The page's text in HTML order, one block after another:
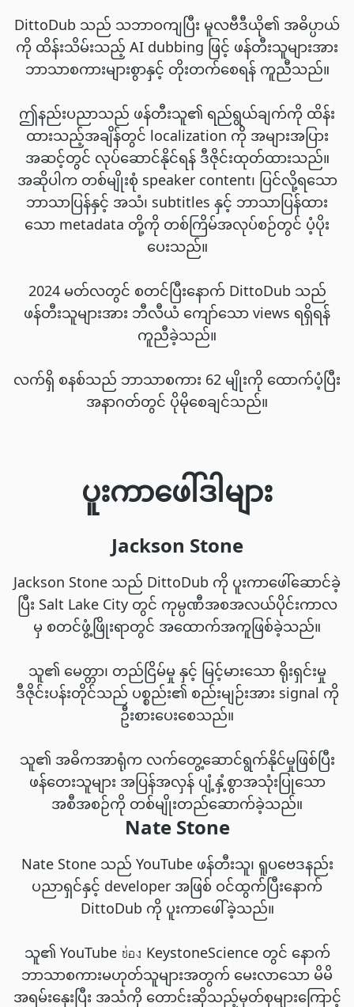
DittoDub သည် သဘာဝကျပြီး မူလဗီဒီယို၏ အဓိပ္ပာယ်
ကို ထိန်းသိမ်းသည့် AI dubbing ဖြင့် ဖန်တီးသူများအား
ဘာသာစကားများစွာနှင့် တိုးတက်စေရန် ကူညီသည်။
ဤနည်းပညာသည် ဖန်တီးသူ၏ ရည်ရွယ်ချက်ကို ထိန်း
ထားသည့်အချိန်တွင် localization ကို အများအပြား
အဆင့်တွင် လုပ်ဆောင်နိုင်ရန် ဒီဇိုင်းထုတ်ထားသည်။
အဆိုပါက တစ်မျိုးစုံ speaker content၊ ပြင်လို့ရသော
ဘာသာပြန်နှင့် အသံ၊ subtitles နှင့် ဘာသာပြန်ထား
သော metadata တို့ကို တစ်ကြိမ်အလုပ်စဉ်တွင် ပံ့ပိုး
ပေးသည်။
2024 မတ်လတွင် စတင်ပြီးနောက် DittoDub သည်
ဖန်တီးသူများအား ဘီလီယံ ကျော်သော views ရရှိရန်
ကူညီခဲ့သည်။
လက်ရှိ စနစ်သည် ဘာသာစကား 62 မျိုးကို ထောက်ပံ့ပြီး
အနာဂတ်တွင် ပိုမိုစေချင်သည်။
ပူးကာဖေါ်ဒါများ
Jackson Stone
Jackson Stone သည် DittoDub ကို ပူးကာဖေါ်ဆောင်ခဲ့
ပြီး Salt Lake City တွင် ကုမ္ပဏီအစအလယ်ပိုင်းကာလ
မှ စတင်ဖွံ့ဖြိုးရာတွင် အထောက်အကူဖြစ်ခဲ့သည်။
သူ၏ မေတ္တာ၊ တည်ငြိမ်မှု နှင့် မြင့်မားသော ရိုးရှင်းမှု
ဒီဇိုင်းပန်းတိုင်သည် ပစ္စည်း၏ စည်းမျဉ်းအား signal ကို
ဦးစားပေးစေသည်။
သူ၏ အဓိကအာရုံက လက်တွေ့ဆောင်ရွက်နိုင်မှုဖြစ်ပြီး
ဖန်တေးသူများ အပြန်အလှန် ပျံ့နှံ့စွာအသုံးပြုသော
အစီအစဉ်ကို တစ်မျိုးတည်ဆောက်ခဲ့သည်။
Nate Stone
Nate Stone သည် YouTube ဖန်တီးသူ၊ ရူပဗေဒနည်း
ပညာရှင်နှင့် developer အဖြစ် ဝင်ထွက်ပြီးနောက်
DittoDub ကို ပူးကာဖေါ်ခဲ့သည်။
သူ၏ YouTube ช่อง KeystoneScience တွင် နောက်
ဘာသာစကားမဟုတ်သူများအတွက် မေးလာသော မိမိ
အရမ်းနှေးပြီး အသံကို တောင်းဆိုသည့်မှတ်စုများကြောင့်